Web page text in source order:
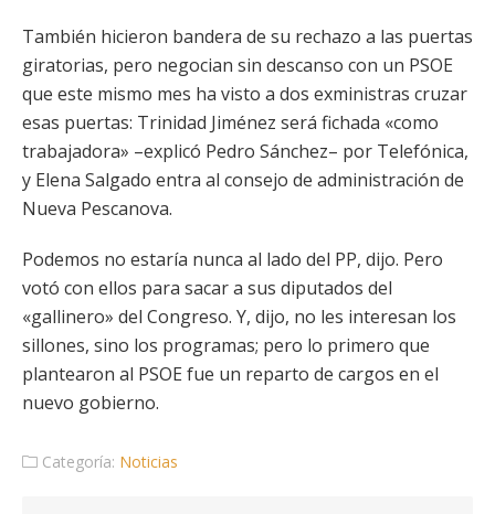
También hicieron bandera de su rechazo a las puertas
giratorias, pero negocian sin descanso con un PSOE
que este mismo mes ha visto a dos exministras cruzar
esas puertas: Trinidad Jiménez será fichada «como
trabajadora» –explicó Pedro Sánchez– por Telefónica,
y Elena Salgado entra al consejo de administración de
Nueva Pescanova.
Podemos no estaría nunca al lado del PP, dijo. Pero
votó con ellos para sacar a sus diputados del
«gallinero» del Congreso. Y, dijo, no les interesan los
sillones, sino los programas; pero lo primero que
plantearon al PSOE fue un reparto de cargos en el
nuevo gobierno.
Categoría: Noticias